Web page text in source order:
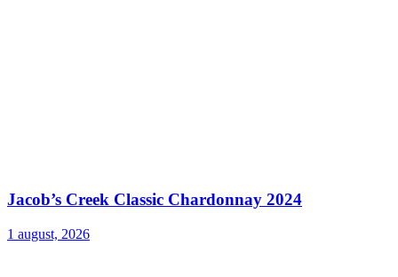
Jacob’s Creek Classic Chardonnay 2024
1 august, 2026